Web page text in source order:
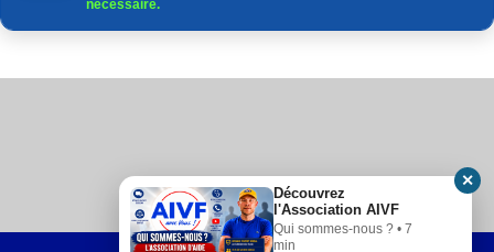
nécessaire.
Découvrez
l'Association AIVF
Qui sommes-nous ? • 7
min
✕